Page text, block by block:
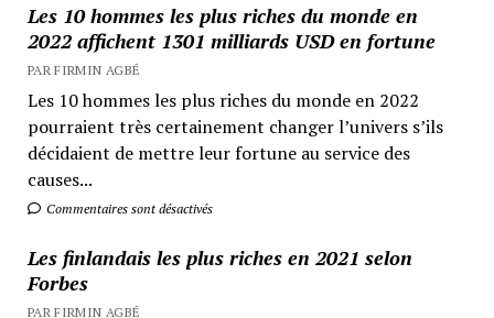
Les 10 hommes les plus riches du monde en
2022 affichent 1301 milliards USD en fortune
PAR FIRMIN AGBÉ
Les 10 hommes les plus riches du monde en 2022
pourraient très certainement changer l’univers s’ils
décidaient de mettre leur fortune au service des
causes...
Commentaires sont désactivés
Les finlandais les plus riches en 2021 selon
Forbes
PAR FIRMIN AGBÉ